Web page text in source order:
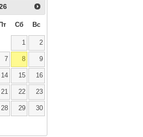
Пт Сб Вс
1 2
7 8 9
14 15 16
21 22 23
28 29 30